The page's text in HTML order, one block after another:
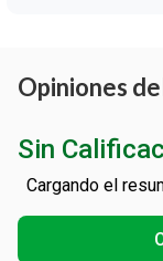
Opiniones
Sin
Cargando el